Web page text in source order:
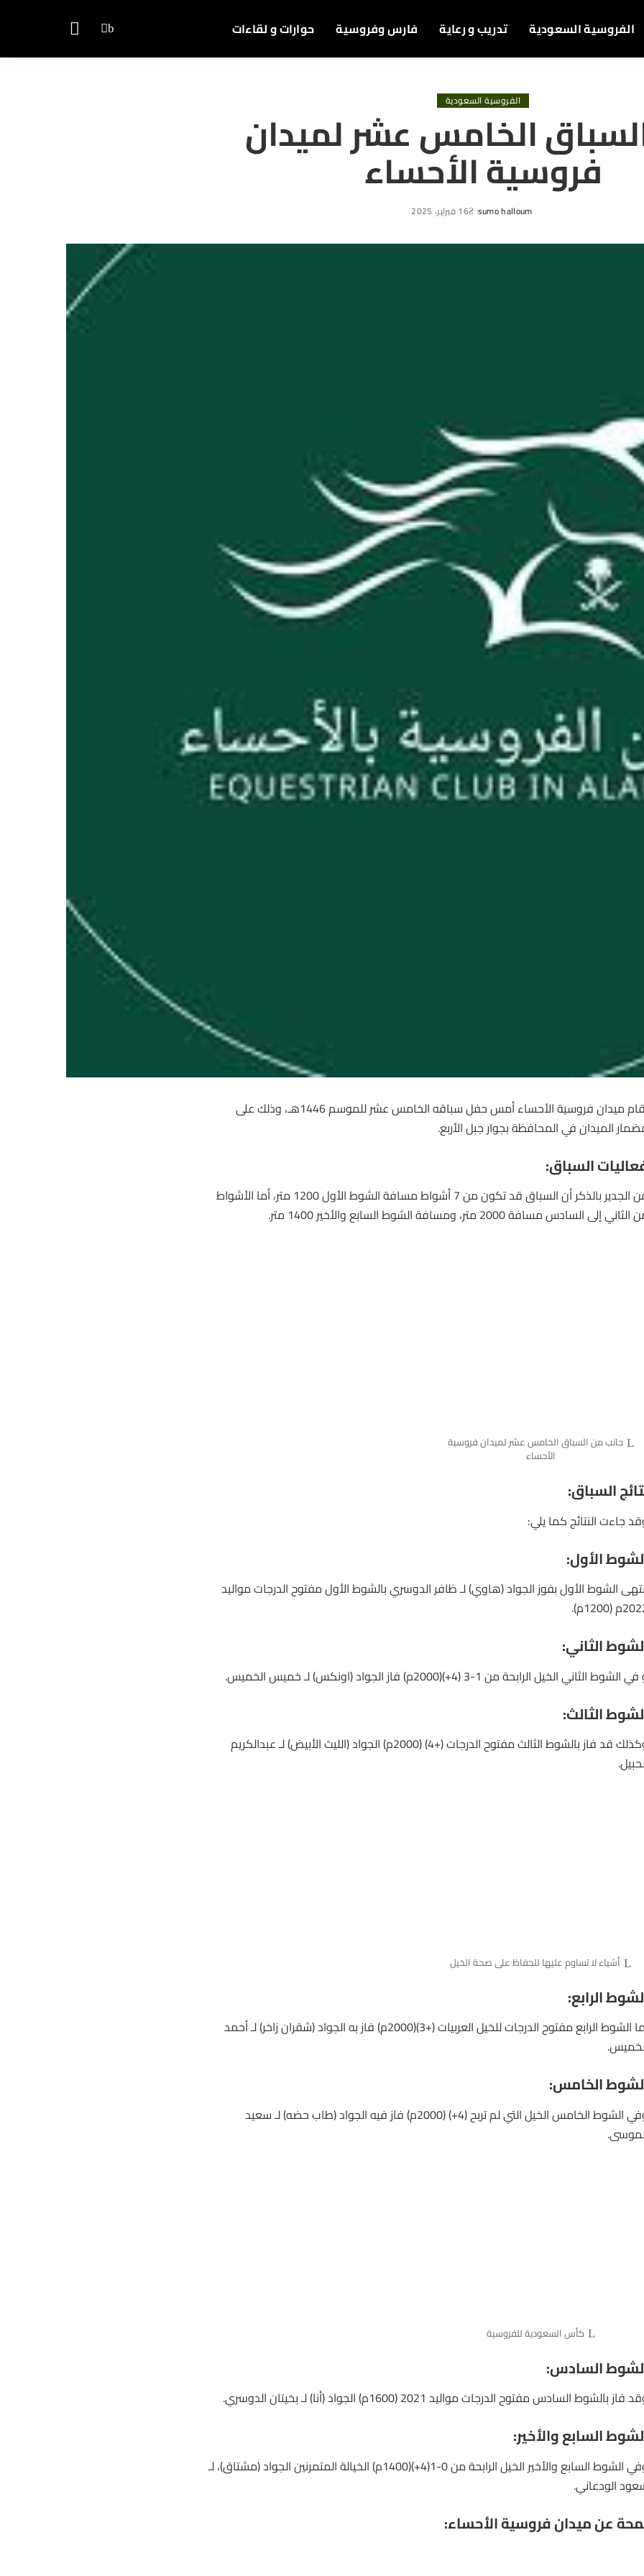
الفروسية السعودية تدريب و رعاية فارس وفروسية حوارات و لقاءات
الفروسية السعودية
السباق الخامس عشر لميدان
فروسية الأحساء
Posted
sumo halloum 16 فبراير، 2025
ميدانفروسية
الأحساء أمس حفل سباقه الخامس عشر للموسم 1446هـ، وذلك على
الميدان في المحافظة بجوار جبل الأربع.
السباق:
من الجدير بالذكر أن السباق قد تكون من 7 أشواط مسافة الشوط الأول 1200 متر، أما الأشواط
إلى السادس مسافة 2000 متر، ومسافة الشوط السابع والأخير 1400 متر.
جانب من السباق الخامس عشر لميدان فروسية
الأحساء
السباق:
جاءت النتائج كما يلي:
الأول:
الشوط الأول بفوز الجواد (هاوي) لـ ظافر الدوسري بالشوط الأول مفتوح الدرجات مواليد
(1200م).
الثاني:
الشوط الثاني الخيل الرابحة من 1-3 (4+)(2000م) فاز الجواد (اونكس) لـ خميس الخميس.
الثالث:
وكذلك قد فاز بالشوط الثالث مفتوح الدرجات (+4) (2000م) الجواد (الليث الأبيض) لـ عبدالكريم
أشياء لا تساوم عليها للحفاظ على صحة الخيل
الرابع:
أما الشوط الرابع مفتوح الدرجات للخيل العربيات (+3)(2000م) فاز به الجواد (شقران زاخر) لـ أحمد
الخامس:
الشوط الخامسالخيل
التي لم تربح (4+) (2000م) فاز فيه الجواد (طاب حضه) لـ سعيد
كأس السعودية للفروسية
السادس:
فاز بالشوط السادس مفتوح الدرجات مواليد 2021 (1600م) الجواد (أنا) لـ بخيتان الدوسري.
السابع والأخير:
الشوط السابع والأخير الخيل
الرابحة من 0-1(4+)(1400م) الخيالة المتمرنين الجواد (مشتاق)، لـ
الودعاني.
عن ميدان فروسية الأحساء: